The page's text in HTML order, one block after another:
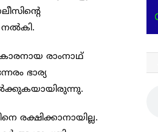
രാംനാഥ്
ഭാര്യ
രക്ഷിക്കാനായില്ല.